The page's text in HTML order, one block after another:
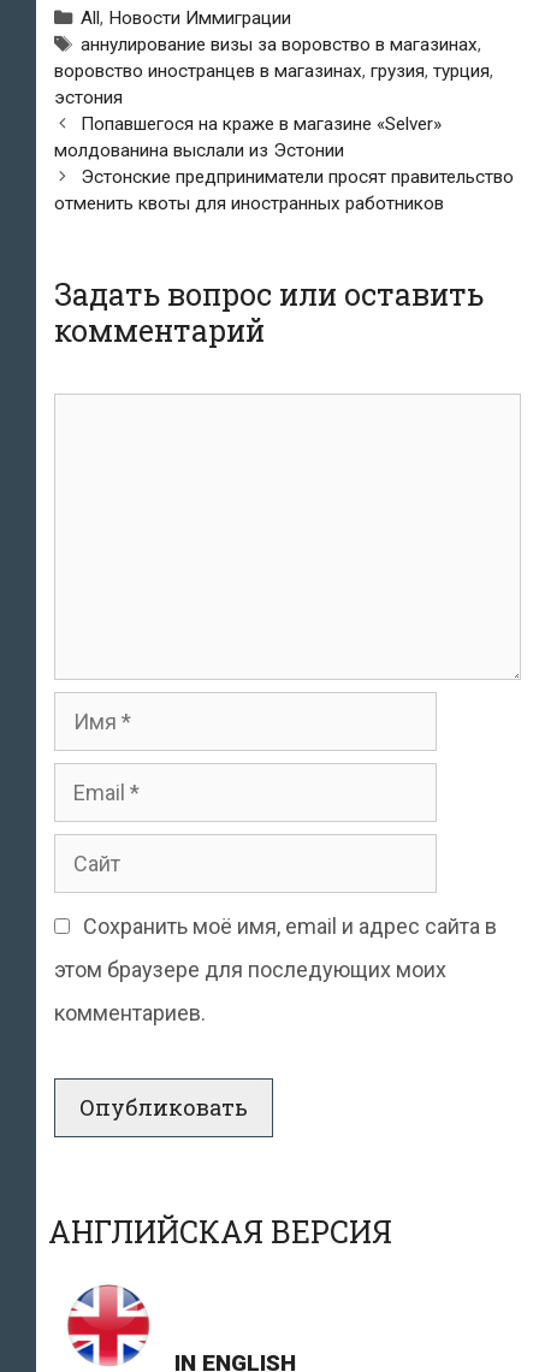
Рубрики
All, Новости Иммиграции
Метки
аннулирование визы за воровство в магазинах,
воровство иностранцев в магазинах, грузия, турция,
эстония
Навигация
по
записям
Попавшегося на краже в магазине «Selver»
молдованина выслали из Эстонии
Эстонские предприниматели просят правительство
отменить квоты для иностранных работников
Задать вопрос или оставить
комментарий
Имя
Email
Сайт
Сохранить моё имя, email и адрес сайта в
этом браузере для последующих моих
комментариев.
АНГЛИЙСКАЯ ВЕРСИЯ
IN ENGLISH